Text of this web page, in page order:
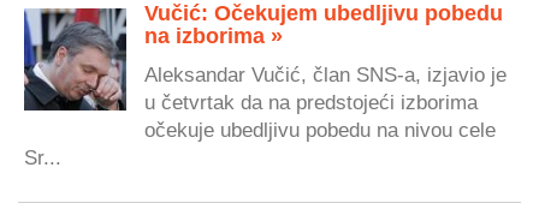
Vučić: Očekujem ubedljivu pobedu
na izborima »
Aleksandar Vučić, član SNS-a, izjavio je
u četvrtak da na predstojeći izborima
očekuje ubedljivu pobedu na nivou cele
Sr...